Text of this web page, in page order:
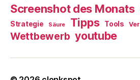
Screenshot des Monats
Strategie Säure Tipps Tools
Wettbewerb youtube